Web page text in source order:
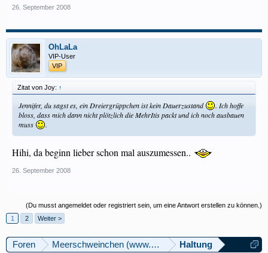
26. September 2008
OhLaLa
VIP-User
VIP
Zitat von Joy: ↑
Jennifer, du sagst es, ein Dreiergrüppchen ist kein Dauerzustand
. Ich hoffe
bloss, dass mich dann nicht plötzlich die MehrItis packt und ich noch ausbauen
muss
.
Hihi, da beginn lieber schon mal auszumessen..
26. September 2008
(Du musst angemeldet oder registriert sein, um eine Antwort erstellen zu können.)
1
2 Weiter >
Foren Meerschweinchen (www.meerschweinforum.ch)
Haltung